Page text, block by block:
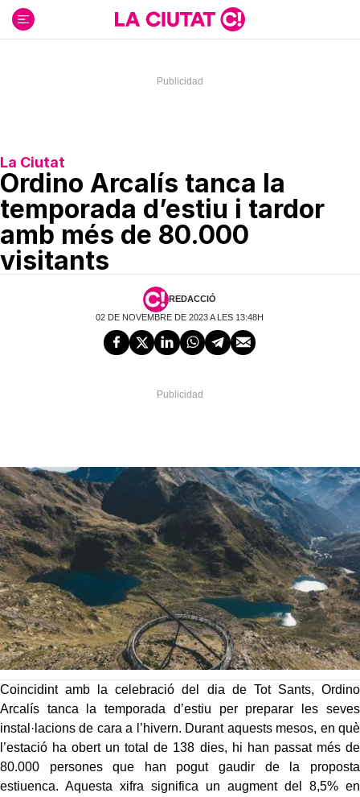
contenido
La Ciutat
Ordino Arcalís tanca la
temporada d’estiu i tardor
amb més de 80.000
visitants
REDACCIÓ
02 DE NOVEMBRE DE 2023 A LES 13:48H
Coincidint amb la celebració del dia de Tot Sants, Ordino
Arcalís tanca la temporada d’estiu per preparar les seves
instal·lacions de cara a l’hivern. Durant aquests mesos, en què
l’estació ha obert un total de 138 dies, hi han passat més de
80.000 persones que han pogut gaudir de la proposta
estiuenca. Aquesta xifra significa un augment del 8,5% en